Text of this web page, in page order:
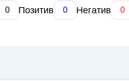
0 Позитив 0 Негатив 0